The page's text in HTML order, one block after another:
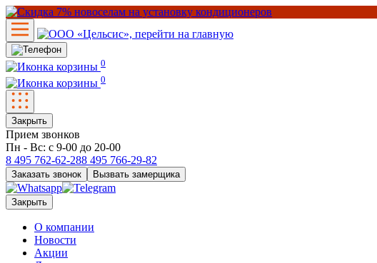
0
0
Закрыть
Прием звонков
Пн - Вс: с 9-00 до 20-00
8 495 762-62-288 495 766-29-82
Заказать звонок Вызвать замерщика
Закрыть
О компании
Новости
Акции